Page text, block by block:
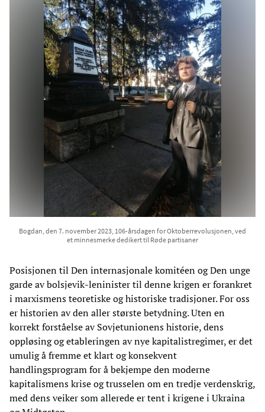
Bogdan, den 7. november 2023, 106-årsdagen for Oktoberrevolusjonen, ved
et minnesmerke dedikert til Røde partisaner
Posisjonen til Den internasjonale komitéen og Den unge
garde av bolsjevik-leninister til denne krigen er forankret
i marxismens teoretiske og historiske tradisjoner. For oss
er historien av den aller største betydning. Uten en
korrekt forståelse av Sovjetunionens historie, dens
oppløsing og etableringen av nye kapitalistregimer, er det
umulig å fremme et klart og konsekvent
handlingsprogram for å bekjempe den moderne
kapitalismens krise og trusselen om en tredje verdenskrig,
med dens veiker som allerede er tent i krigene i Ukraina